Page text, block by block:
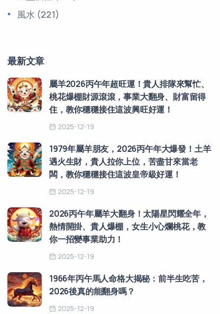
風水 (221)
最新文章
屬羊2026丙午年超旺運！貴人排隊來幫忙、
桃花爆棚財源滾滾，事業大翻身、財富留得
住，教你穩穩接住這波興旺好運！
2025-12-19
1979年屬羊朋友，2026丙午年大爆發！土羊
遇火生財，貴人拉你上位，苦盡甘來當老
闆，教你穩穩接住這波皇帝級好運！
2025-12-19
2026丙午年屬羊大翻身！太陽星閃耀全年，
熱情開掛、貴人爆棚，女生小心爛桃花，教
你一招變事業助力！
2025-12-19
1966年丙午馬人命格大揭秘：前半生吃苦，
2026後真的能翻身嗎？
2025-12-19